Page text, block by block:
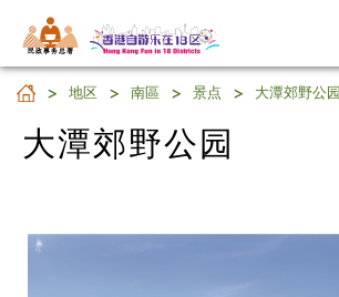
民 政 事 务 总 署
大潭郊野公园
地区 南區 景点 大潭郊野公园
大潭郊野公园